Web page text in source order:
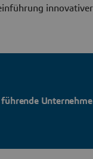
innovativer